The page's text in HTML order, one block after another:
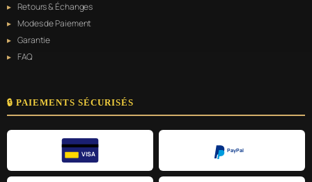
Retours & Échanges
Modes de Paiement
Garantie
FAQ
🔒 PAIEMENTS SÉCURISÉS
VISA
PayPal